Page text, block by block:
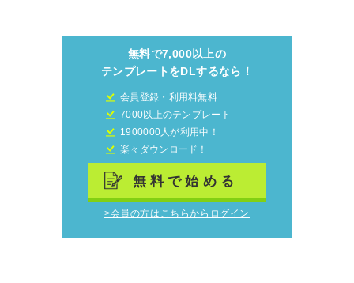
無料で7,000以上の
テンプレートをDLするなら！
会員登録・利用料無料
7000以上のテンプレート
1900000人が利用中！
楽々ダウンロード！
無料で始める
>会員の方はこちらからログイン